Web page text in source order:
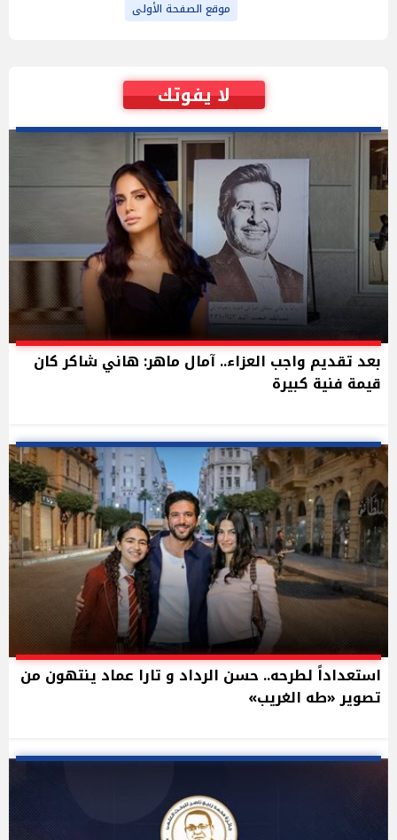
موقع الصفحة الأولى
لا يفوتك
بعد تقديم واجب العزاء.. آمال ماهر: هاني شاكر كان
قيمة فنية كبيرة
استعداداً لطرحه.. حسن الرداد و تارا عماد ينتهون من
تصوير «طه الغريب»